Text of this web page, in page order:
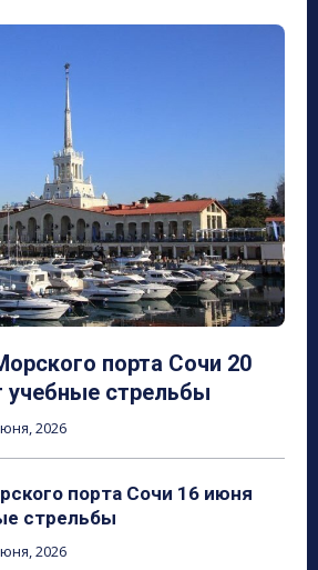
порта Сочи 20
учебные стрельбы
2026
порта Сочи 16 июня
стрельбы
2026